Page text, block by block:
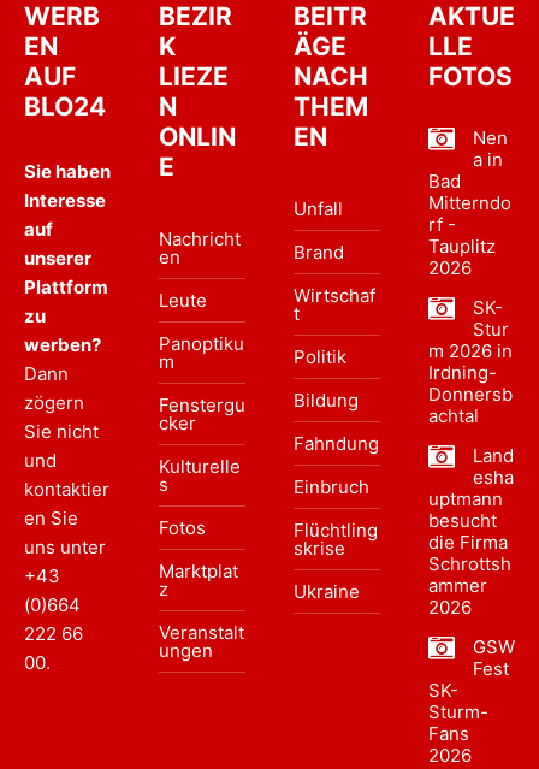
WERB
EN
AUF
BLO24
Sie haben
Interesse
auf
unserer
Plattform
zu
werben?
Dann
zögern
Sie nicht
und
kontaktier
en Sie
uns unter
+43
(0)664
222 66
00.
BEZIR
K
LIEZE
N
ONLIN
E
Nachricht
en
Leute
Panoptiku
m
Fenstergu
cker
Kulturelle
s
Fotos
Marktplat
z
Veranstalt
ungen
BEITR
ÄGE
NACH
THEM
EN
Unfall
Brand
Wirtschaf
t
Politik
Bildung
Fahndung
Einbruch
Flüchtling
skrise
Ukraine
AKTUE
LLE
FOTOS
Nen
a in
Bad
Mitterndo
rf -
Tauplitz
2026
SK-
Stur
m 2026 in
Irdning-
Donnersb
achtal
Land
esha
uptmann
besucht
die Firma
Schrottsh
ammer
2026
GSW
Fest
SK-
Sturm-
Fans
2026